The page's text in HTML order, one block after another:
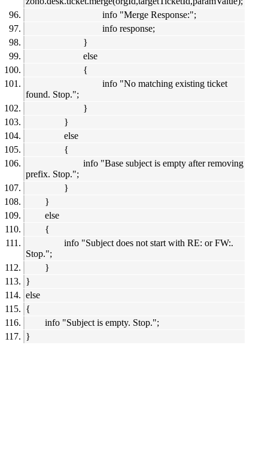
info "Merge Response:";
info response;
}
else
{
info "No matching existing ticket
found. Stop.";
}
}
else
{
info "Base subject is empty after removing
prefix. Stop.";
}
}
else
{
info "Subject does not start with RE: or FW:.
Stop.";
}
}
else
{
info "Subject is empty. Stop.";
}